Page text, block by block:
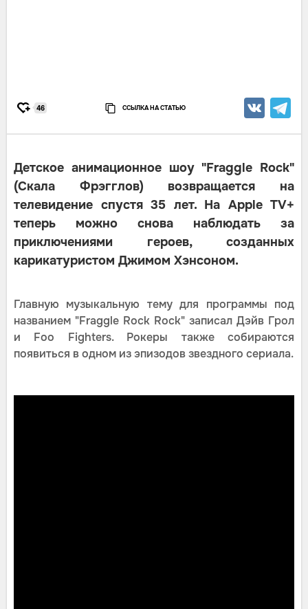
46 ССЫЛКА НА СТАТЬЮ
Детское анимационное шоу "Fraggle Rock"
(Скала Фрэгглов) возвращается на
телевидение спустя 35 лет. На Apple TV+
теперь можно снова наблюдать за
приключениями героев, созданных
карикатуристом Джимом Хэнсоном.
Главную музыкальную тему для программы под
названием "Fraggle Rock Rock" записал Дэйв Грол
и Foo Fighters. Рокеры также собираются
появиться в одном из эпизодов звездного сериала.